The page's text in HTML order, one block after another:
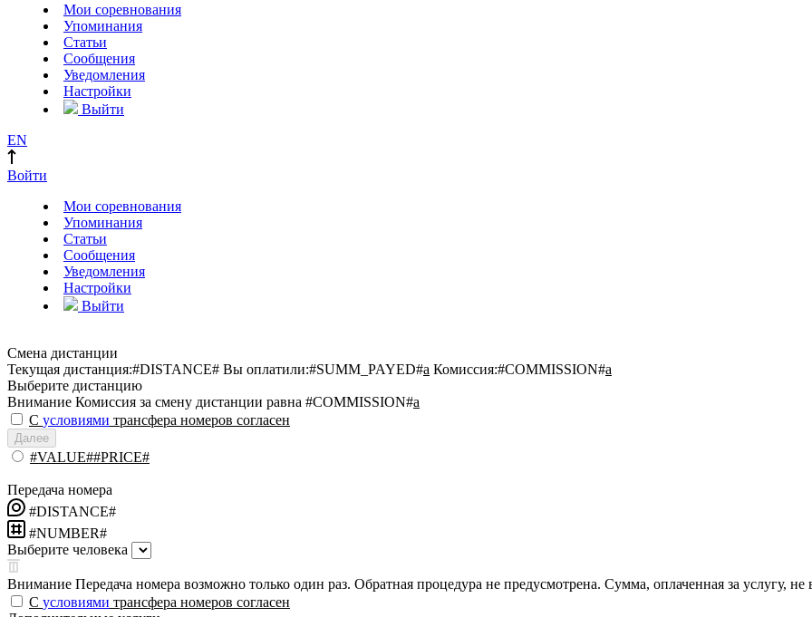
Мои соревнования
Упоминания
Статьи
Сообщения
Уведомления
Настройки
Выйти
EN
Войти
Мои соревнования
Упоминания
Статьи
Сообщения
Уведомления
Настройки
Выйти
Смена дистанции
Текущая дистанция:#DISTANCE# Вы оплатили:#SUMM_PAYED#a Комиссия:#COMMISSION#a
Выберите дистанцию
Внимание Комиссия за смену дистанции равна #COMMISSION#a
С условиями трансфера номеров согласен
Далее
#VALUE##PRICE#
Передача номера
#DISTANCE#
#NUMBER#
Выберите человека
Внимание Передача номера возможно только один раз. Обратная процедура не предусмотрена. Сумма, оплаченная за услугу, не
С условиями трансфера номеров согласен